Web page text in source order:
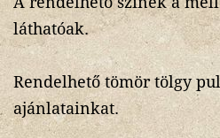
láthatóak.
Rendelhető tömör tölgy
ajánlatainkat.